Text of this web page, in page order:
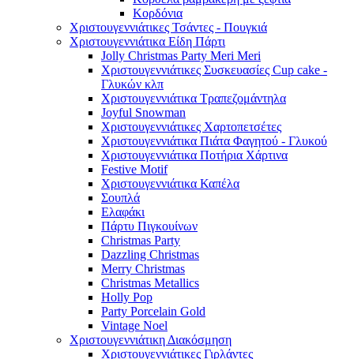
Κορδόνια
Χριστουγεννιάτικες Τσάντες - Πουγκιά
Χριστουγεννιάτικα Είδη Πάρτι
Jolly Christmas Party Meri Meri
Χριστουγεννιάτικες Συσκευασίες Cup cake -
Γλυκών κλπ
Χριστουγεννιάτικα Τραπεζομάντηλα
Joyful Snowman
Χριστουγεννιάτικες Χαρτοπετσέτες
Χριστουγεννιάτικα Πιάτα Φαγητού - Γλυκού
Χριστουγεννιάτικα Ποτήρια Χάρτινα
Festive Motif
Χριστουγεννιάτικα Καπέλα
Σουπλά
Ελαφάκι
Πάρτυ Πιγκουίνων
Christmas Party
Dazzling Christmas
Merry Christmas
Christmas Metallics
Holly Pop
Party Porcelain Gold
Vintage Noel
Χριστουγεννιάτικη Διακόσμηση
Χριστουγεννιάτικες Γιρλάντες